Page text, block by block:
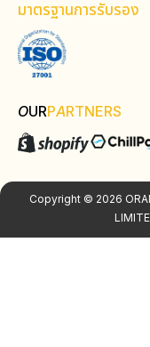
มาตรฐานการรับรอง
OURPARTNERS
Copyright © 2026